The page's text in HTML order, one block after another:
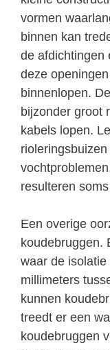
vormen
binnen kan
de afdichtingen
deze
binnenlopen.
bijzonder groot
kabels lopen.
resulteren
Een overige
koudebruggen.
waar de
millimeters
kunnen
treedt er een
koudebruggen